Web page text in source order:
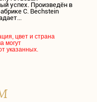
успех. Произведён в
C. Bechstein
цвет и страна
могут
указанных.